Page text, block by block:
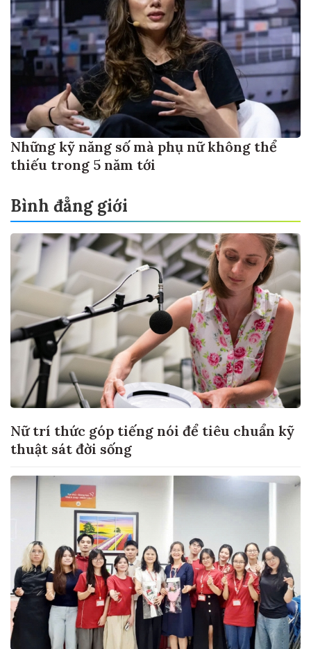
Những kỹ năng số mà phụ nữ không thể
thiếu trong 5 năm tới
Bình đẳng giới
Nữ trí thức góp tiếng nói để tiêu chuẩn kỹ
thuật sát đời sống